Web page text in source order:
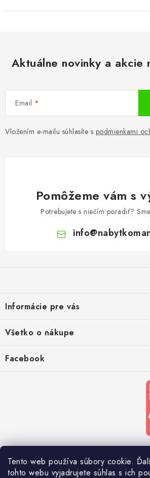
Tento web používa súbory cookie.
tohto webu vyjadrujete súhlas s ich
Aktuálne novinky a akcie
Email
Vložením e-mailu súhlasíte s podmienkami
Pomôžeme vám s
Potrebujete s niečím poradiť?
info@
äInformácie pre vás
Registrace
Všetko o nákupe
Facebook